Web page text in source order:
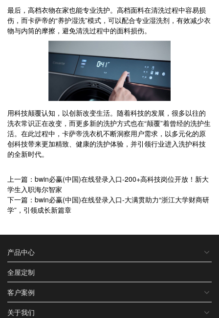
最后，高档衣物在家也能专业洗护。高档面料在清洗过程中容易损
伤，而卡萨帝的“养护湿洗”模式，可以配合专业湿洗剂，有效减少衣
物与内筒的摩擦，避免清洗过程中的面料损伤。
用科技颠覆认知，以创新改变生活。随着科技的发展，很多以往的
洗衣常识正在改变，而更多新的洗护方式也在“颠覆”着曾经的洗护生
活。在此过程中，卡萨帝洗衣机不断洞察用户需求，以多元化的原
创科技带来更加精致、健康的洗护体验，并引领行业进入洗护科技
的全新时代。
上一篇：bwin必赢(中国)在线登录入口-200+高科技岗位开放！新大
学生入职海尔智家
下一篇：bwin必赢(中国)在线登录入口-大满贯助力“浙江大学财商研
学”，引领成长新篇章
产品中心
全屋定制
客户案例
关于我们